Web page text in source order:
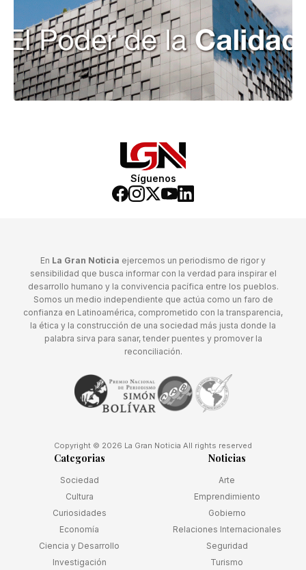
Síguenos
En La Gran Noticia ejercemos un periodismo de rigor y
sensibilidad que busca informar con la verdad para inspirar el
desarrollo humano y la convivencia pacífica entre los pueblos.
Somos un medio independiente que actúa como un faro de
confianza en Latinoamérica, comprometido con la transparencia,
la ética y la construcción de una sociedad más justa donde la
palabra sirva para sanar, tender puentes y promover la
reconciliación.
Copyright © 2026 La Gran Noticia All rights reserved
Categorias
Sociedad
Cultura
Curiosidades
Economía
Ciencia y Desarrollo
Investigación
Noticias
Arte
Emprendimiento
Gobierno
Relaciones Internacionales
Seguridad
Turismo